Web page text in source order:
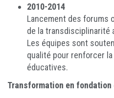
2010-2014
Lancement des forums
de la transdisciplinarité
Les équipes sont
qualité pour renforcer
éducatives.
Transformation en